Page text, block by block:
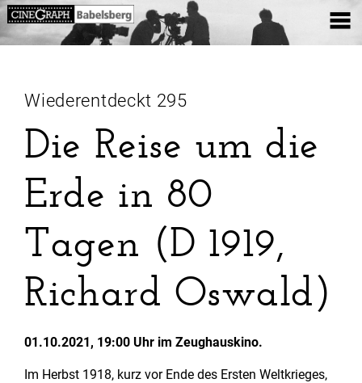
Wiederentdeckt 295
Die Reise um die
Erde in 80
Tagen (D 1919,
Richard Oswald)
01.10.2021, 19:00 Uhr im Zeughauskino.
Im Herbst 1918, kurz vor Ende des Ersten Weltkrieges,